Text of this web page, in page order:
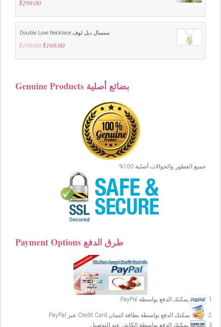
$299.00
Double Love Necklace سنسال دبل لوف
$199.00 Original
was:
$169.00Current
is:
Genuine Products بضائع أصلية
جميع العطور والجوالات أصلية 100%
Payment Options طرق الدفع
يمكنك الدفع بواسطة PayPal
يمكنك الدفع بواسطة بطاقة ائتمان Credit Card عبر PayPal
يمكنك الدفع بواسطة الكاش عند التوصيل